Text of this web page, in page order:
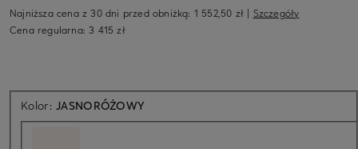
Najniższa cena z 30 dni przed obniżką: 1 552,50 zł | Szczegóły
Cena regularna:3 415 zł
Kolor:JASNORÓŻOWY